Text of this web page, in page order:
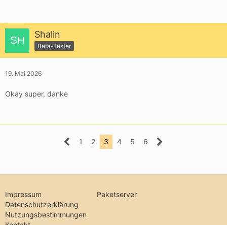
Shalin
Beta-Tester
19. Mai 2026
Okay super, danke
1 2 3 4 5 6
Impressum
Datenschutzerklärung
Nutzungsbestimmungen
Paketserver